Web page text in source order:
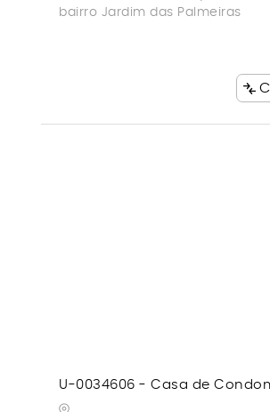
bairro Jardim das Palmeiras
U-0034606 - Casa de